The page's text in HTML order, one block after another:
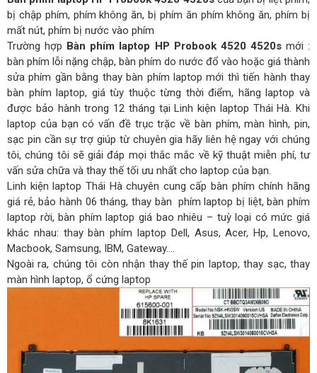
bị chập phím, phím không ăn, bị phím ăn phím không ăn, phím bị
mất nút, phím bị nước vào phím
Trường hợp Bàn phím laptop HP Probook 4520 4520s mới :
bàn phím lỗi nặng chập, bàn phím do nước đổ vào hoặc giá thành
sửa phím gần bằng thay bàn phím laptop mới thì tiến hành thay
bàn phím laptop, giá tùy thuộc từng thời điểm, hãng laptop và
được bảo hành trong 12 tháng tại Linh kiện laptop Thái Hà. Khi
laptop của bạn có vấn đề trục trặc về bàn phím, màn hình, pin,
sạc pin cần sự trợ giúp từ chuyên gia hãy liên hệ ngay với chúng
tôi, chúng tôi sẽ giải đáp mọi thắc mắc về kỹ thuật miễn phí, tư
vấn sửa chữa và thay thế tối ưu nhất cho laptop của bạn.
Linh kiện laptop Thái Hà chuyên cung cấp bàn phím chính hãng
giá rẻ, bảo hành 06 tháng, thay bàn phím laptop bị liệt, bàn phím
laptop rời, bàn phím laptop giá bao nhiêu – tuỳ loại có mức giá
khác nhau: thay bàn phím laptop Dell, Asus, Acer, Hp, Lenovo,
Macbook, Samsung, IBM, Gateway….
Ngoài ra, chúng tôi còn nhận thay thế pin laptop, thay sạc, thay
màn hình laptop, ổ cứng laptop